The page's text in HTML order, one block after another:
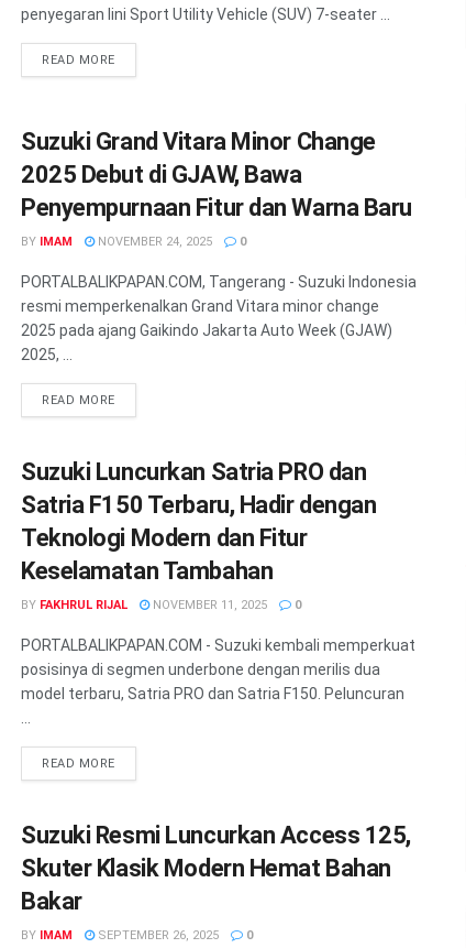
penyegaran lini Sport Utility Vehicle (SUV) 7-seater ...
READ MORE
Suzuki Grand Vitara Minor Change
2025 Debut di GJAW, Bawa
Penyempurnaan Fitur dan Warna Baru
BY IMAM NOVEMBER 24, 2025 0
PORTALBALIKPAPAN.COM, Tangerang - Suzuki Indonesia
resmi memperkenalkan Grand Vitara minor change
2025 pada ajang Gaikindo Jakarta Auto Week (GJAW)
2025, ...
READ MORE
Suzuki Luncurkan Satria PRO dan
Satria F150 Terbaru, Hadir dengan
Teknologi Modern dan Fitur
Keselamatan Tambahan
BY FAKHRUL RIJAL NOVEMBER 11, 2025 0
PORTALBALIKPAPAN.COM - Suzuki kembali memperkuat
posisinya di segmen underbone dengan merilis dua
model terbaru, Satria PRO dan Satria F150. Peluncuran
...
READ MORE
Suzuki Resmi Luncurkan Access 125,
Skuter Klasik Modern Hemat Bahan
Bakar
BY IMAM SEPTEMBER 26, 2025 0